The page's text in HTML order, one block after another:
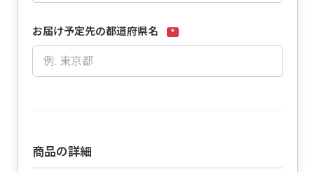
お届け予定先の都道府県名 *
商品の詳細